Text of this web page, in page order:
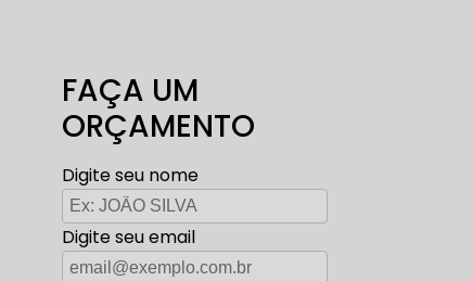
FAÇA UM
ORÇAMENTO
Digite seu nome
Digite seu email